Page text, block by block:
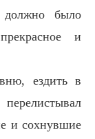
было
и
ездить в
и сохнувшие